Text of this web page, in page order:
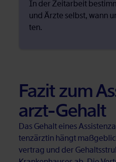
In der Zeit­ar­beit
und Ärz­te selbst, wann
ten.
Fa­zit zum
arzt-Ge­halt
Das Ge­halt ei­nes
tenz­ärz­tin hängt
ver­trag und der